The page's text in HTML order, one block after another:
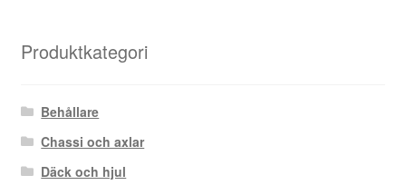
Produktkategori
Behållare
Chassi och axlar
Däck och hjul